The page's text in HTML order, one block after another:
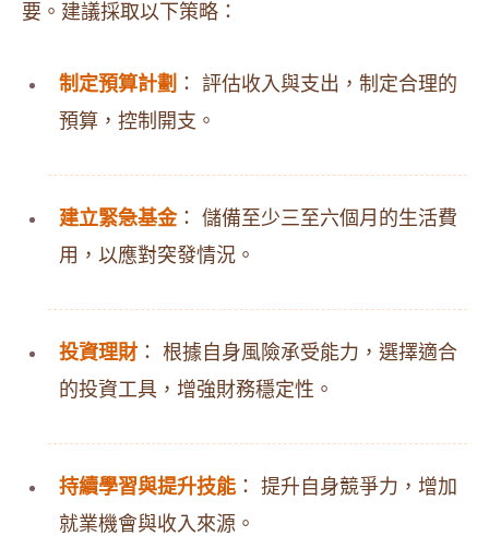
要。建議採取以下策略：
制定預算計劃 ： 評估收入與支出，制定合理的
預算，控制開支。
建立緊急基金： 儲備至少三至六個月的生活費
用，以應對突發情況。
投資理財 ： 根據自身風險承受能力，選擇適合
的投資工具，增強財務穩定性。
持續學習與提升技能 ： 提升自身競爭力，增加
就業機會與收入來源。